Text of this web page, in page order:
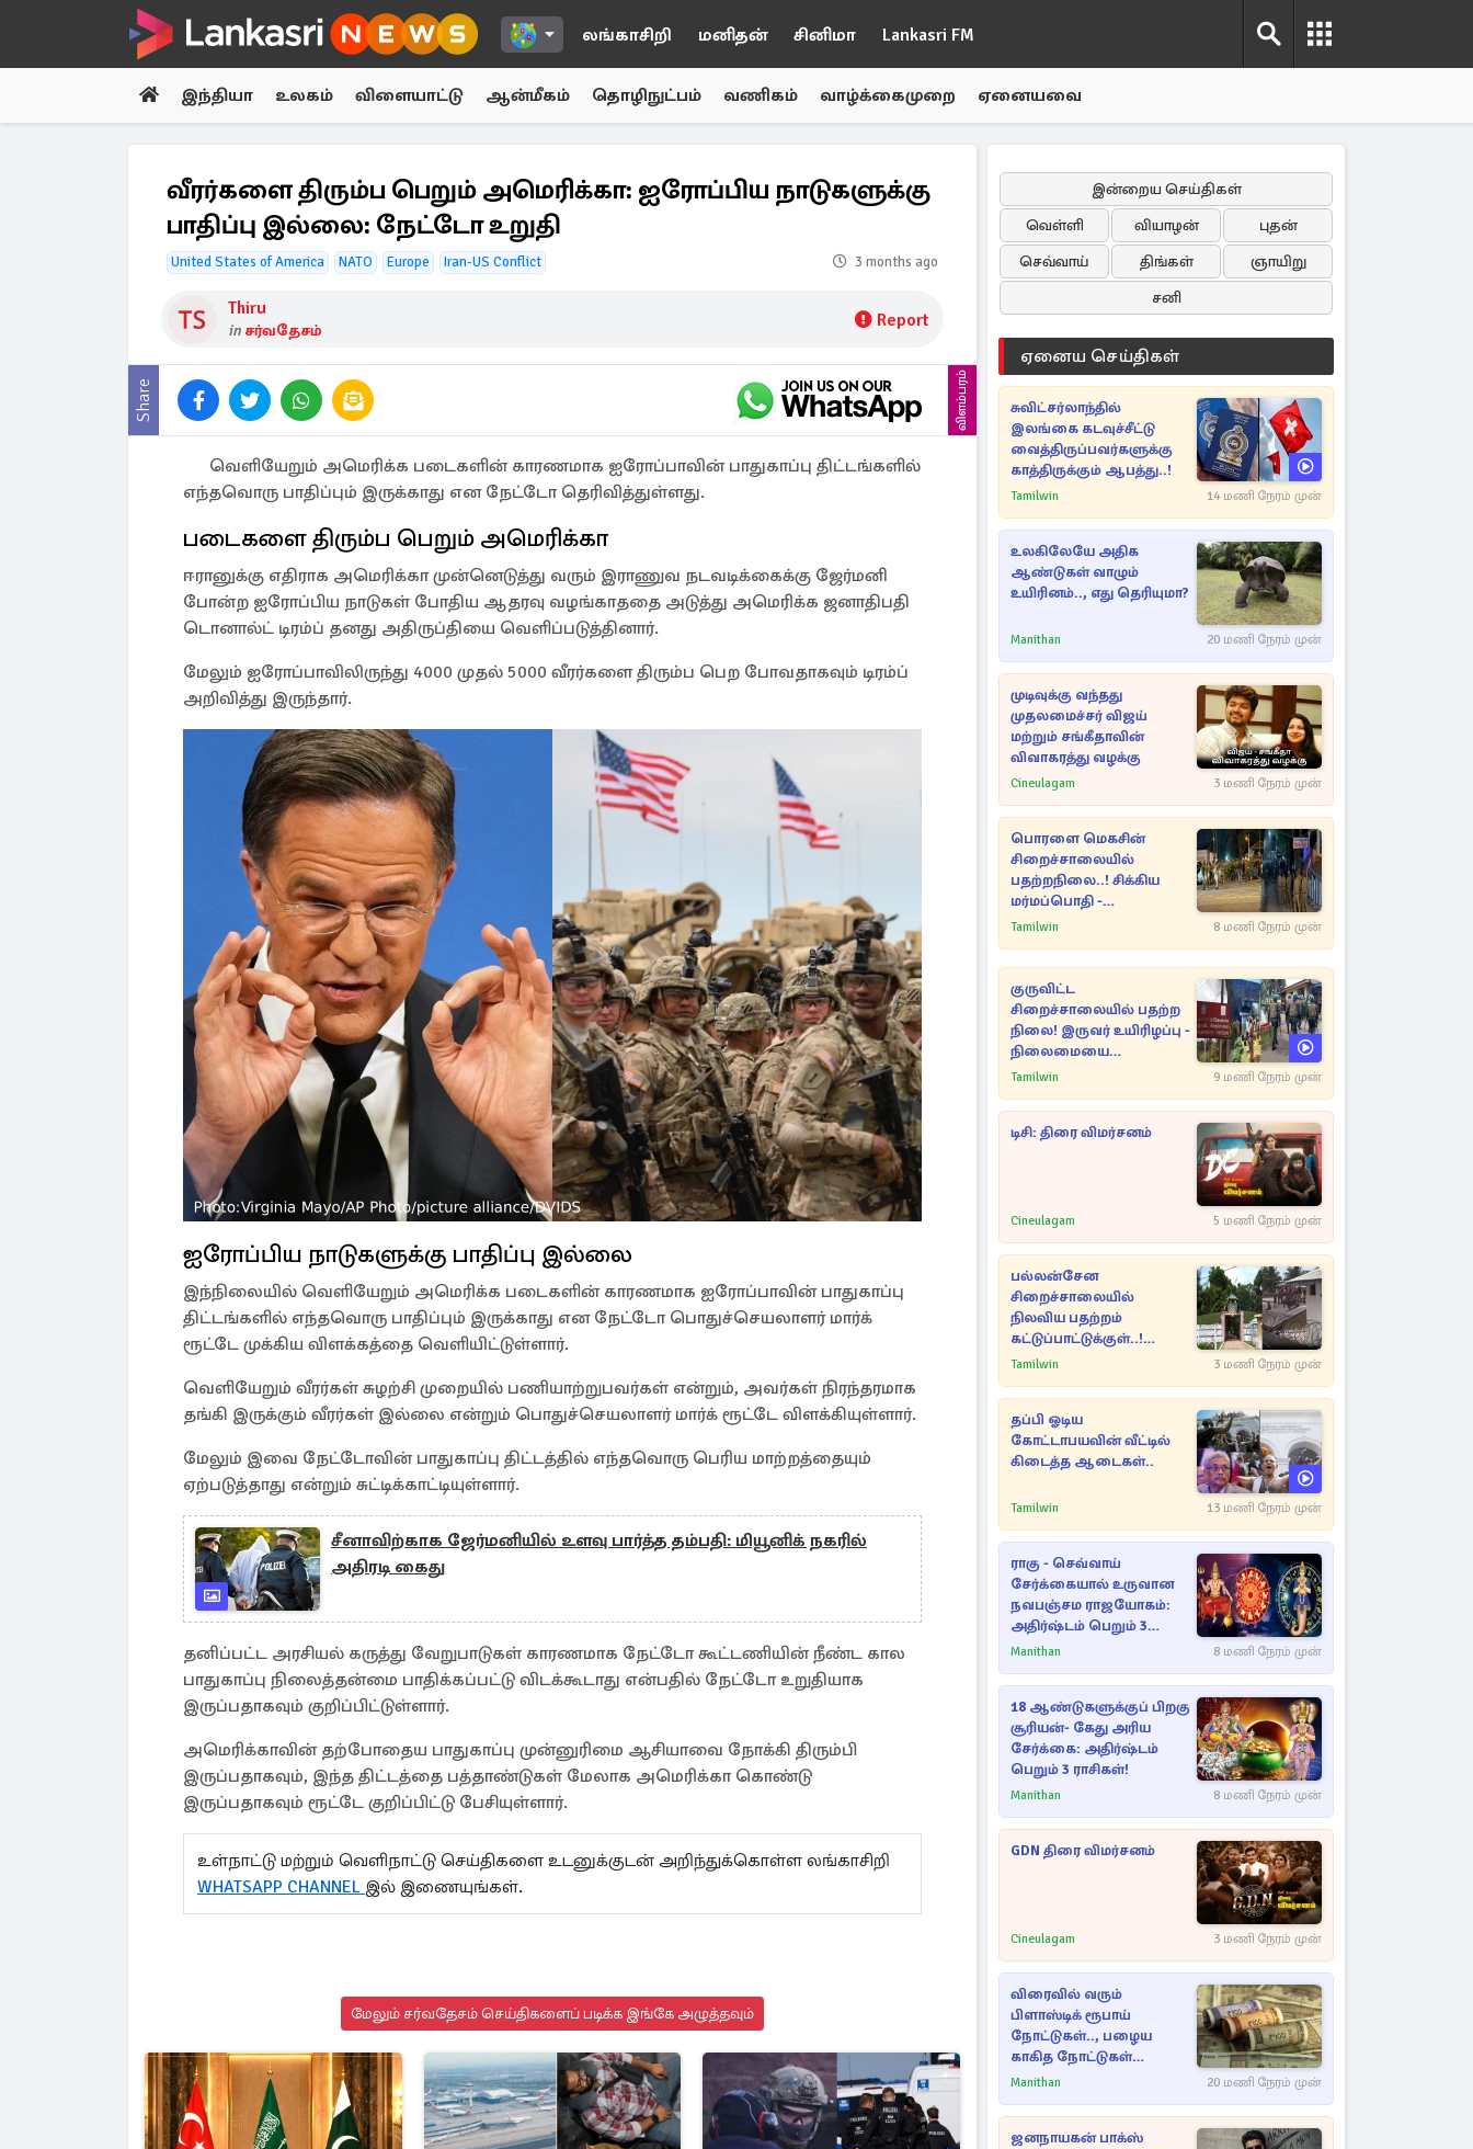
லங்காசிறி மனிதன் சினிமா Lankasri FM
இந்தியா உலகம் விளையாட்டு ஆன்மீகம் தொழிநுட்பம் வணிகம் வாழ்க்கைமுறை ஏனையவை
வீரர்களை திரும்ப பெறும் அமெரிக்கா: ஐரோப்பிய நாடுகளுக்கு
பாதிப்பு இல்லை: நேட்டோ உறுதி
United States of America NATO Europe Iran-US Conflict 3 months ago
Thiru
in சர்வதேசம் Report
Share விளம்பரம்
வெளியேறும் அமெரிக்க படைகளின் காரணமாக ஐரோப்பாவின் பாதுகாப்பு திட்டங்களில்
எந்தவொரு பாதிப்பும் இருக்காது என நேட்டோ தெரிவித்துள்ளது.
படைகளை திரும்ப பெறும் அமெரிக்கா
ஈரானுக்கு எதிராக அமெரிக்கா முன்னெடுத்து வரும் இராணுவ நடவடிக்கைக்கு ஜேர்மனி
போன்ற ஐரோப்பிய நாடுகள் போதிய ஆதரவு வழங்காததை அடுத்து அமெரிக்க ஜனாதிபதி
டொனால்ட் டிரம்ப் தனது அதிருப்தியை வெளிப்படுத்தினார்.
மேலும் ஐரோப்பாவிலிருந்து 4000 முதல் 5000 வீரர்களை திரும்ப பெற போவதாகவும் டிரம்ப்
அறிவித்து இருந்தார்.
ஐரோப்பிய நாடுகளுக்கு பாதிப்பு இல்லை
இந்நிலையில் வெளியேறும் அமெரிக்க படைகளின் காரணமாக ஐரோப்பாவின் பாதுகாப்பு
திட்டங்களில் எந்தவொரு பாதிப்பும் இருக்காது என நேட்டோ பொதுச்செயலாளர் மார்க்
ரூட்டே முக்கிய விளக்கத்தை வெளியிட்டுள்ளார்.
வெளியேறும் வீரர்கள் சுழற்சி முறையில் பணியாற்றுபவர்கள் என்றும், அவர்கள் நிரந்தரமாக
தங்கி இருக்கும் வீரர்கள் இல்லை என்றும் பொதுச்செயலாளர் மார்க் ரூட்டே விளக்கியுள்ளார்.
மேலும் இவை நேட்டோவின் பாதுகாப்பு திட்டத்தில் எந்தவொரு பெரிய மாற்றத்தையும்
ஏற்படுத்தாது என்றும் சுட்டிக்காட்டியுள்ளார்.
சீனாவிற்காக ஜேர்மனியில் உளவு பார்த்த தம்பதி: மியூனிக் நகரில்
அதிரடி கைது
தனிப்பட்ட அரசியல் கருத்து வேறுபாடுகள் காரணமாக நேட்டோ கூட்டணியின் நீண்ட கால
பாதுகாப்பு நிலைத்தன்மை பாதிக்கப்பட்டு விடக்கூடாது என்பதில் நேட்டோ உறுதியாக
இருப்பதாகவும் குறிப்பிட்டுள்ளார்.
அமெரிக்காவின் தற்போதைய பாதுகாப்பு முன்னுரிமை ஆசியாவை நோக்கி திரும்பி
இருப்பதாகவும், இந்த திட்டத்தை பத்தாண்டுகள் மேலாக அமெரிக்கா கொண்டு
இருப்பதாகவும் ரூட்டே குறிப்பிட்டு பேசியுள்ளார்.
உள்நாட்டு மற்றும் வெளிநாட்டு செய்திகளை உடனுக்குடன் அறிந்துக்கொள்ள லங்காசிறி
WHATSAPP CHANNEL இல் இணையுங்கள்.
மேலும் சர்வதேசம் செய்திகளைப் படிக்க இங்கே அழுத்தவும்
இன்றைய செய்திகள்
வெள்ளி
வியாழன்
புதன்
செவ்வாய்
திங்கள்
ஞாயிறு
சனி
ஏனைய செய்திகள்
சுவிட்சர்லாந்தில்
இலங்கை கடவுச்சீட்டு
வைத்திருப்பவர்களுக்கு
காத்திருக்கும் ஆபத்து..!
Tamilwin 14 மணி நேரம் முன்
உலகிலேயே அதிக
ஆண்டுகள் வாழும்
உயிரினம்.., எது தெரியுமா?
Manithan 20 மணி நேரம் முன்
முடிவுக்கு வந்தது
முதலமைச்சர் விஜய்
மற்றும் சங்கீதாவின்
விவாகரத்து வழக்கு
Cineulagam 3 மணி நேரம் முன்
பொரளை மெகசின்
சிறைச்சாலையில்
பதற்றநிலை..! சிக்கிய
மர்மப்பொதி -
பின்னணியில் வெளியான
Tamilwin 8 மணி நேரம் முன்
குருவிட்ட
சிறைச்சாலையில் பதற்ற
நிலை! இருவர் உயிரிழப்பு -
நிலைமையை
கட்டுப்படுத்த பொலிஸார்
Tamilwin 9 மணி நேரம் முன்
டிசி: திரை விமர்சனம்
Cineulagam 5 மணி நேரம் முன்
பல்லன்சேன
சிறைச்சாலையில்
நிலவிய பதற்றம்
கட்டுப்பாட்டுக்குள்..!
அதிரடியாக களமிறங்கிய
Tamilwin 3 மணி நேரம் முன்
தப்பி ஓடிய
கோட்டாபயவின் வீட்டில்
கிடைத்த ஆடைகள்..
Tamilwin 13 மணி நேரம் முன்
ராகு - செவ்வாய்
சேர்க்கையால் உருவான
நவபஞ்சம ராஜயோகம்:
அதிர்ஷ்டம் பெறும் 3
ராசிகள்!
Manithan 8 மணி நேரம் முன்
18 ஆண்டுகளுக்குப் பிறகு
சூரியன்- கேது அரிய
சேர்க்கை: அதிர்ஷ்டம்
பெறும் 3 ராசிகள்!
Manithan 8 மணி நேரம் முன்
GDN திரை விமர்சனம்
Cineulagam 3 மணி நேரம் முன்
விரைவில் வரும்
பிளாஸ்டிக் ரூபாய்
நோட்டுகள்.., பழைய
காகித நோட்டுகள்
செல்லுமா?
Manithan 20 மணி நேரம் முன்
ஜனநாயகன் பாக்ஸ்